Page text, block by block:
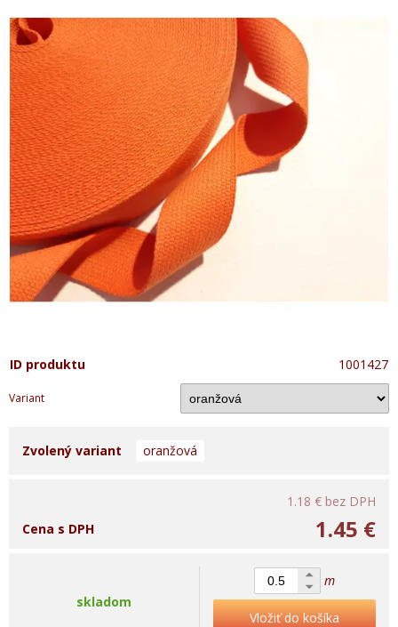
ID produktu 1001427
Variant
Zvolený variant oranžová
1.18 € bez DPH
1.45 €
Cena s DPH
skladom
m
Vložiť do košíka